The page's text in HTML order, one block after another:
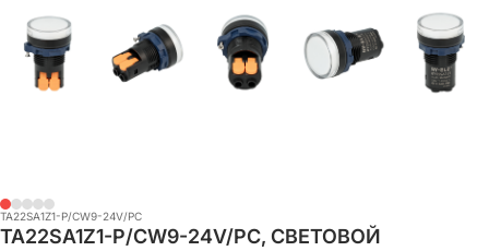
TA22SA1Z1-P/CW9-24V/PC
TA22SA1Z1-P/CW9-24V/PC, СВЕТОВОЙ